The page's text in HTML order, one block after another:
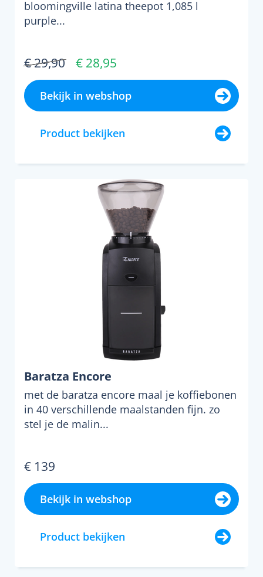
bloomingville latina theepot 1,085 l
purple...
€ 29,90 € 28,95
Bekijk in webshop
Product bekijken
Baratza Encore
met de baratza encore maal je koffiebonen
in 40 verschillende maalstanden fijn. zo
stel je de malin...
€ 139
Bekijk in webshop
Product bekijken